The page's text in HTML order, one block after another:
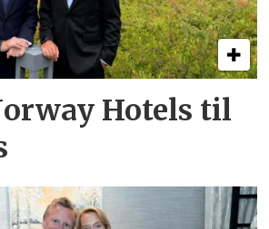
Hotels til